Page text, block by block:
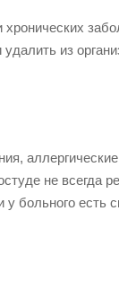
из
не всегда
у больного